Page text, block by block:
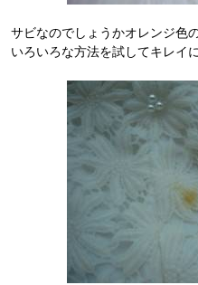
サビなのでしょうかオレンジ色
いろいろな方法を試してキレイ